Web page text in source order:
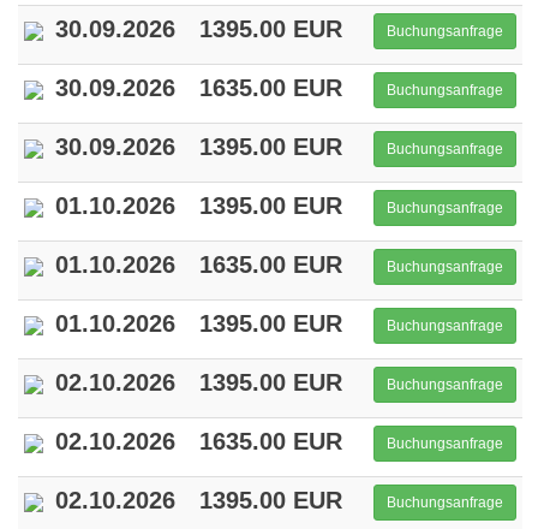
30.09.2026 1395.00 EUR Buchungsanfrage
30.09.2026 1635.00 EUR Buchungsanfrage
30.09.2026 1395.00 EUR Buchungsanfrage
01.10.2026 1395.00 EUR Buchungsanfrage
01.10.2026 1635.00 EUR Buchungsanfrage
01.10.2026 1395.00 EUR Buchungsanfrage
02.10.2026 1395.00 EUR Buchungsanfrage
02.10.2026 1635.00 EUR Buchungsanfrage
02.10.2026 1395.00 EUR Buchungsanfrage